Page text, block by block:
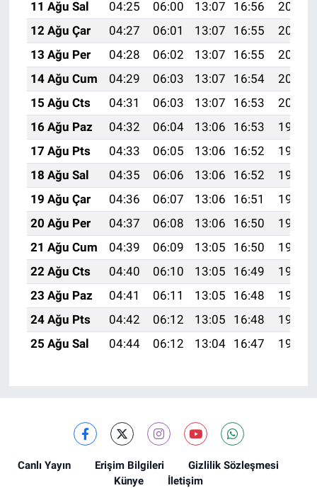
11 Ağu Sal
04:25 06:00 13:07 16:56
20:05
12 Ağu Çar
04:27 06:01 13:07 16:55
20:04
13 Ağu Per
04:28 06:02 13:07 16:55
20:02
14 Ağu Cum
04:29 06:03 13:07 16:54
20:01
15 Ağu Cts
04:31 06:03 13:07 16:53
20:00
16 Ağu Paz
04:32 06:04 13:06 16:53
19:59
17 Ağu Pts
04:33 06:05 13:06 16:52
19:57
18 Ağu Sal
04:35 06:06 13:06 16:52
19:56
19 Ağu Çar
04:36 06:07 13:06 16:51
19:55
20 Ağu Per
04:37 06:08 13:06 16:50
19:53
21 Ağu Cum
04:39 06:09 13:05 16:50
19:52
22 Ağu Cts
04:40 06:10 13:05 16:49
19:50
23 Ağu Paz
04:41 06:11 13:05 16:48
19:49
24 Ağu Pts
04:42 06:12 13:05 16:48
19:48
25 Ağu Sal
04:44 06:12 13:04 16:47 19:46
Canlı Yayın Erişim Bilgileri
Gizlilik Sözleşmesi
Künye
İletişim